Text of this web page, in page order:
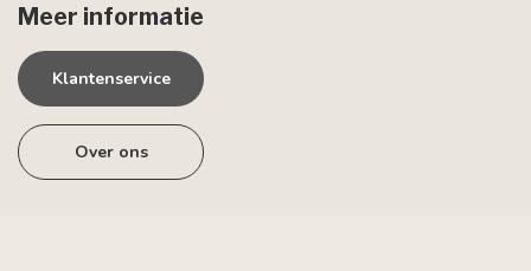
Meer informatie
Klantenservice
Over ons